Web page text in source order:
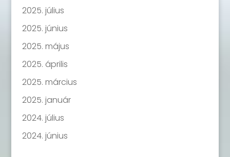
2025. július
2025. június
2025. május
2025. április
2025. március
2025. január
2024. július
2024. június